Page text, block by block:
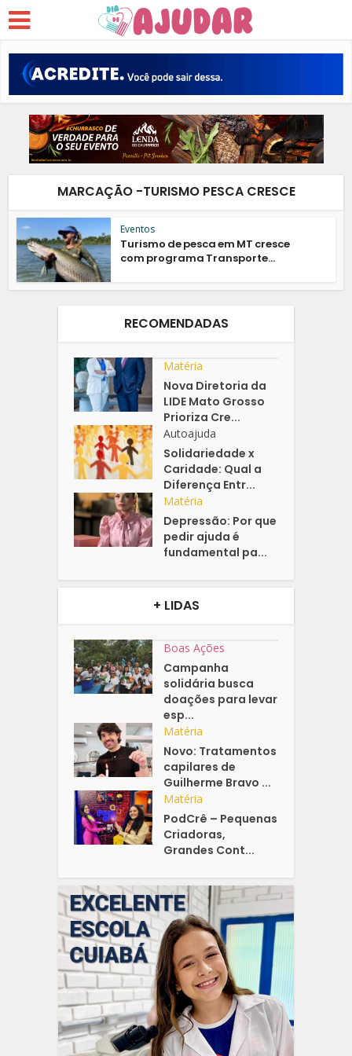
MARCAÇÃO -TURISMO PESCA CRESCE
Eventos
Turismo de pesca em MT cresce
com programa Transporte...
RECOMENDADAS
Matéria
Nova Diretoria da
LIDE Mato Grosso
Prioriza Cre...
Autoajuda
Solidariedade x
Caridade: Qual a
Diferença Entr...
Matéria
Depressão: Por que
pedir ajuda é
fundamental pa...
+ LIDAS
Boas Ações
Campanha
solidária busca
doações para levar
esp...
Matéria
Novo: Tratamentos
capilares de
Guilherme Bravo ...
Matéria
PodCrê – Pequenas
Criadoras,
Grandes Cont...